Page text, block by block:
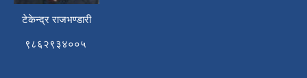
टेकेन्द्र राजभण्डारी
९८६२९३४००५